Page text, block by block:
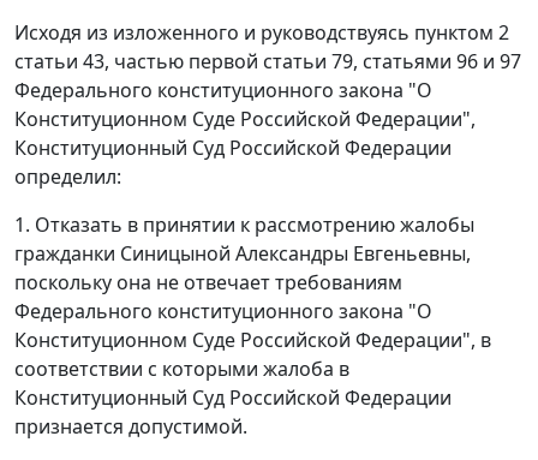
Исходя из изложенного и руководствуясь пунктом 2
статьи 43, частью первой статьи 79, статьями 96 и 97
Федерального конституционного закона "О
Конституционном Суде Российской Федерации",
Конституционный Суд Российской Федерации
определил:
1. Отказать в принятии к рассмотрению жалобы
гражданки Синицыной Александры Евгеньевны,
поскольку она не отвечает требованиям
Федерального конституционного закона "О
Конституционном Суде Российской Федерации", в
соответствии с которыми жалоба в
Конституционный Суд Российской Федерации
признается допустимой.